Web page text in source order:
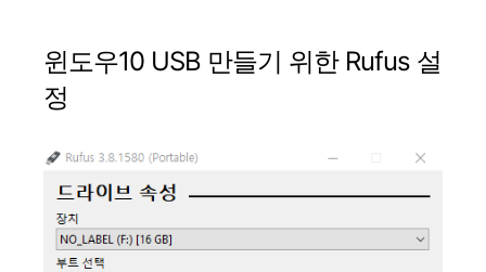
윈도우10 USB 만들기 위한 Rufus 설
정